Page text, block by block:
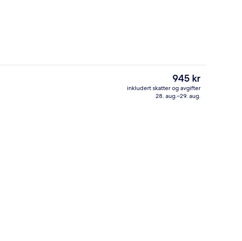
Den
nåværende
prisen
945 kr
inkludert skatter og avgifter
28. aug.–29. aug.